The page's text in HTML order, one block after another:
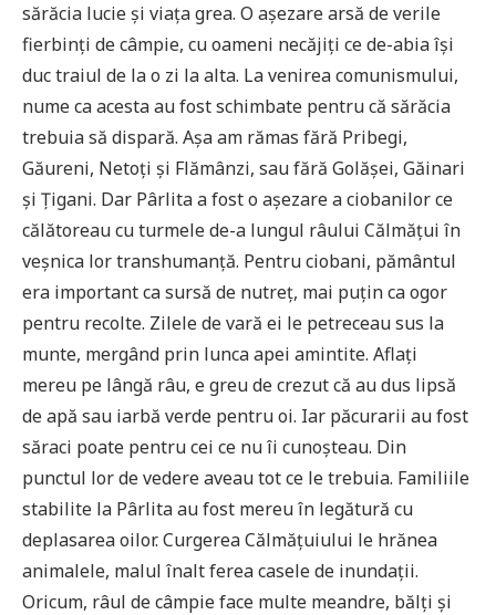
sărăcia lucie și viața grea. O așezare arsă de verile
fierbinți de câmpie, cu oameni necăjiți ce de-abia își
duc traiul de la o zi la alta. La venirea comunismului,
nume ca acesta au fost schimbate pentru că sărăcia
trebuia să dispară. Așa am rămas fără Pribegi,
Găureni, Netoți și Flămânzi, sau fără Golășei, Găinari
și Țigani. Dar Pârlita a fost o așezare a ciobanilor ce
călătoreau cu turmele de-a lungul râului Călmățui în
veșnica lor transhumanță. Pentru ciobani, pământul
era important ca sursă de nutreț, mai puțin ca ogor
pentru recolte. Zilele de vară ei le petreceau sus la
munte, mergând prin lunca apei amintite. Aflați
mereu pe lângă râu, e greu de crezut că au dus lipsă
de apă sau iarbă verde pentru oi. Iar păcurarii au fost
săraci poate pentru cei ce nu îi cunoșteau. Din
punctul lor de vedere aveau tot ce le trebuia. Familiile
stabilite la Pârlita au fost mereu în legătură cu
deplasarea oilor. Curgerea Călmățuiului le hrănea
animalele, malul înalt ferea casele de inundații.
Oricum, râul de câmpie face multe meandre, bălți și